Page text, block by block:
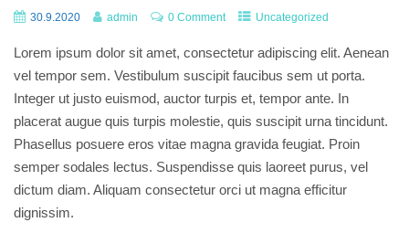
30.9.2020 admin 0 Comment Uncategorized
Lorem ipsum dolor sit amet, consectetur adipiscing elit. Aenean
vel tempor sem. Vestibulum suscipit faucibus sem ut porta.
Integer ut justo euismod, auctor turpis et, tempor ante. In
placerat augue quis turpis molestie, quis suscipit urna tincidunt.
Phasellus posuere eros vitae magna gravida feugiat. Proin
semper sodales lectus. Suspendisse quis laoreet purus, vel
dictum diam. Aliquam consectetur orci ut magna efficitur
dignissim.